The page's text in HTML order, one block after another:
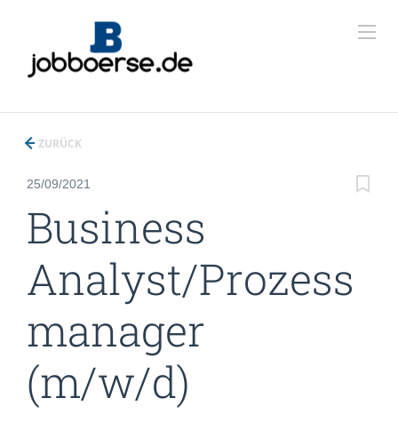
ZURÜCK
25/09/2021
Business
Analyst/Prozess
manager
(m/w/d)